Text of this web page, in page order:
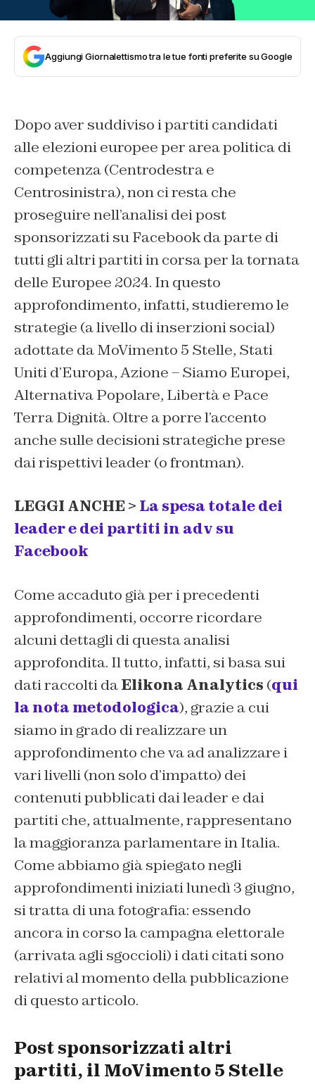
Aggiungi Giornalettismo tra le tue fonti preferite su Google
Dopo aver suddiviso i partiti candidati
alle elezioni europee per area politica di
competenza (Centrodestra e
Centrosinistra), non ci resta che
proseguire nell’analisi dei post
sponsorizzati su Facebook da parte di
tutti gli altri partiti in corsa per la tornata
delle Europee 2024. In questo
approfondimento, infatti, studieremo le
strategie (a livello di inserzioni social)
adottate da MoVimento 5 Stelle, Stati
Uniti d’Europa, Azione – Siamo Europei,
Alternativa Popolare, Libertà e Pace
Terra Dignità. Oltre a porre l’accento
anche sulle decisioni strategiche prese
dai rispettivi leader (o frontman).
LEGGI ANCHE > La spesa totale dei
leader e dei partiti in adv su
Facebook
Come accaduto già per i precedenti
approfondimenti, occorre ricordare
alcuni dettagli di questa analisi
approfondita. Il tutto, infatti, si basa sui
dati raccolti daElikona Analytics (qui
la nota metodologica), grazie a cui
siamo in grado di realizzare un
approfondimento che va ad analizzare i
vari livelli (non solo d’impatto) dei
contenuti pubblicati dai leader e dai
partiti che, attualmente, rappresentano
la maggioranza parlamentare in Italia.
Come abbiamo già spiegato negli
approfondimenti iniziati lunedì 3 giugno,
si tratta di una fotografia: essendo
ancora in corso la campagna elettorale
(arrivata agli sgoccioli) i dati citati sono
relativi al momento della pubblicazione
di questo articolo.
Post sponsorizzati altri
partiti, il MoVimento 5 Stelle